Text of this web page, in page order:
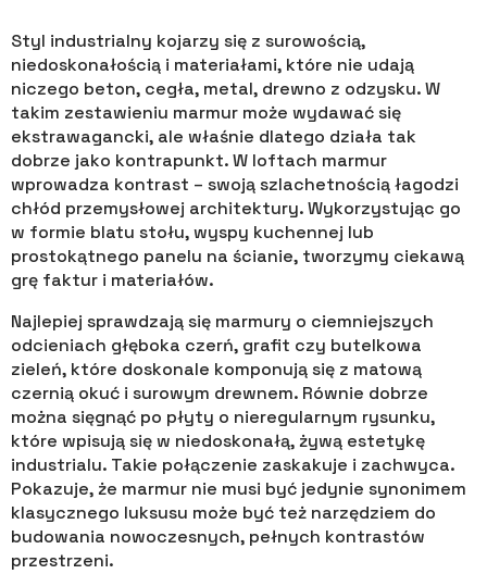
Styl industrialny kojarzy się z surowością,
niedoskonałością i materiałami, które nie udają
niczego beton, cegła, metal, drewno z odzysku. W
takim zestawieniu marmur może wydawać się
ekstrawagancki, ale właśnie dlatego działa tak
dobrze jako kontrapunkt. W loftach marmur
wprowadza kontrast – swoją szlachetnością łagodzi
chłód przemysłowej architektury. Wykorzystując go
w formie blatu stołu, wyspy kuchennej lub
prostokątnego panelu na ścianie, tworzymy ciekawą
grę faktur i materiałów.
Najlepiej sprawdzają się marmury o ciemniejszych
odcieniach głęboka czerń, grafit czy butelkowa
zieleń, które doskonale komponują się z matową
czernią okuć i surowym drewnem. Równie dobrze
można sięgnąć po płyty o nieregularnym rysunku,
które wpisują się w niedoskonałą, żywą estetykę
industrialu. Takie połączenie zaskakuje i zachwyca.
Pokazuje, że marmur nie musi być jedynie synonimem
klasycznego luksusu może być też narzędziem do
budowania nowoczesnych, pełnych kontrastów
przestrzeni.